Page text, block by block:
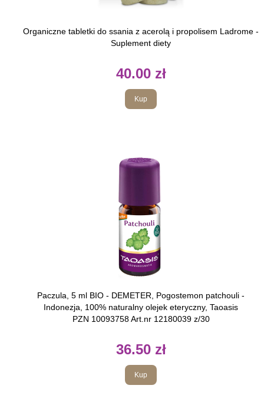
Organiczne tabletki do ssania z acerolą i propolisem Ladrome -
Suplement diety
40.00 zł
Kup
Paczula, 5 ml BIO - DEMETER, Pogostemon patchouli -
Indonezja, 100% naturalny olejek eteryczny, Taoasis
PZN 10093758 Art.nr 12180039 z/30
36.50 zł
Kup